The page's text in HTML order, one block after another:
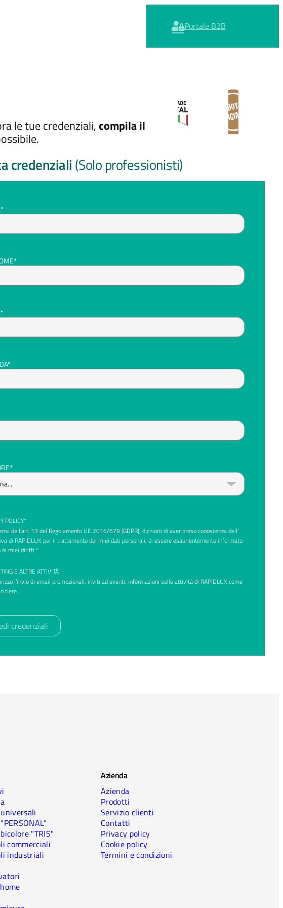
Portale B2B
le tue credenziali,compila il
credenziali(Solo professionisti)
POLICY*
dell’art. 13 del Regolamento UE 2016/679 (GDPR), dichiaro di aver preso conoscenza dell’
di RAPIDLUX per il trattamento dei miei dati personali, di essere esaurientemente informato
ai miei diritti *
E ALTRE ATTIVITÀ
l’invio di email promozionali, inviti ad eventi, informazioni sulle attività di RAPIDLUX come
fiere.
"TRIS"
commerciali
industriali
Azienda
Azienda
Prodotti
Servizio clienti
Contatti
Privacy policy
Cookie policy
Termini e condizioni